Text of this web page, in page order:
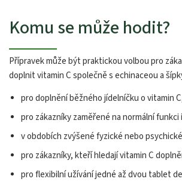
Komu se může hodit?
Přípravek může být praktickou volbou pro
doplnit vitamin C společně s echinaceou a
pro doplnění běžného jídelníčku o vitamin
pro zákazníky zaměřené na normální
v obdobích zvýšené fyzické nebo
pro zákazníky, kteří hledají vitamin C
pro flexibilní užívání jedné až dvou tablet